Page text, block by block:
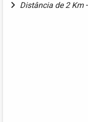
Distância de 2 Km -